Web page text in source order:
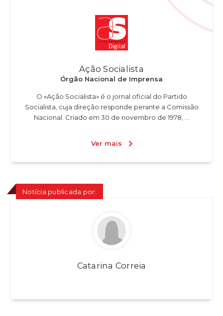
Ação Socialista
Órgão Nacional de Imprensa
O «Ação Socialista» é o jornal oficial do Partido
Socialista, cuja direção responde perante a Comissão
Nacional. Criado em 30 de novembro de 1978, ...
Ver mais
Notícia publicada por:
Catarina Correia